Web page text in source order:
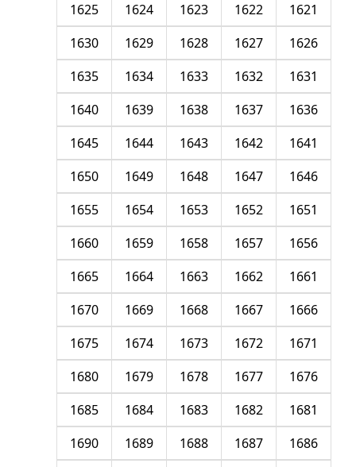
1621
1622
1623
1624
1625
1626
1627
1628
1629
1630
1631
1632
1633
1634
1635
1636
1637
1638
1639
1640
1641
1642
1643
1644
1645
1646
1647
1648
1649
1650
1651
1652
1653
1654
1655
1656
1657
1658
1659
1660
1661
1662
1663
1664
1665
1666
1667
1668
1669
1670
1671
1672
1673
1674
1675
1676
1677
1678
1679
1680
1681
1682
1683
1684
1685
1686
1687
1688
1689
1690